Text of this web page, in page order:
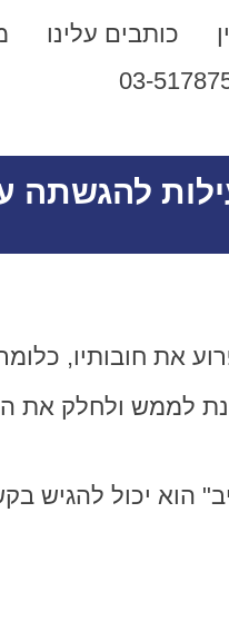
כותבים עלינו
03-
להגשתה
את חובותיו,
לממש ולחלק את
הוא יכול להגיש